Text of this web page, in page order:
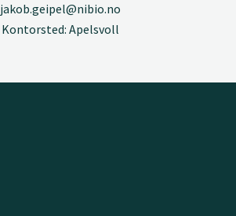
jakob.geipel@nibio.no
Kontorsted: Apelsvoll